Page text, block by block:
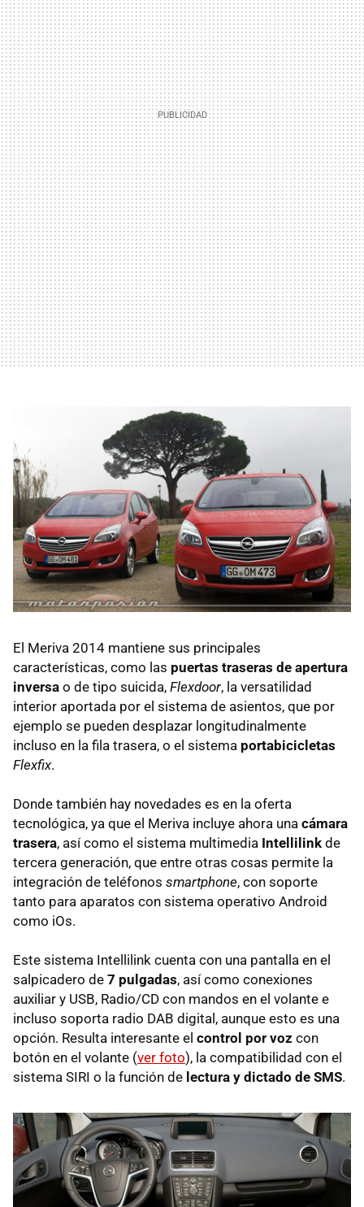
El Meriva 2014 mantiene sus principales
características, como las puertas traseras de apertura
inversa o de tipo suicida, Flexdoor, la versatilidad
interior aportada por el sistema de asientos, que por
ejemplo se pueden desplazar longitudinalmente
incluso en la fila trasera, o el sistema portabicicletas
Flexfix.
Donde también hay novedades es en la oferta
tecnológica, ya que el Meriva incluye ahora una cámara
trasera, así como el sistema multimedia Intellilink de
tercera generación, que entre otras cosas permite la
integración de teléfonos smartphone, con soporte
tanto para aparatos con sistema operativo Android
como iOs.
Este sistema Intellilink cuenta con una pantalla en el
salpicadero de 7 pulgadas, así como conexiones
auxiliar y USB, Radio/CD con mandos en el volante e
incluso soporta radio DAB digital, aunque esto es una
opción. Resulta interesante el control por voz con
botón en el volante (ver foto), la compatibilidad con el
sistema SIRI o la función de lectura y dictado de SMS.